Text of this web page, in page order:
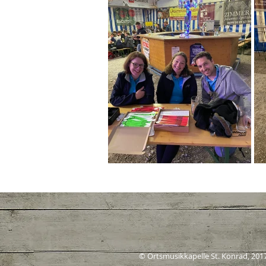
© Ortsmusikkapelle St. Konrad,